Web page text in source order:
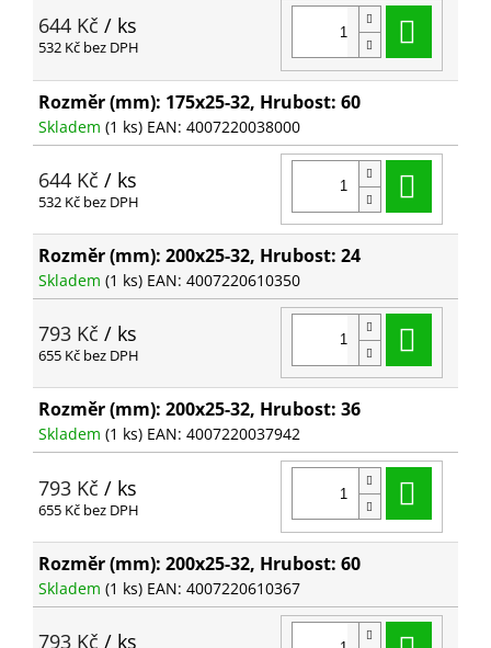
644 Kč / ks
532 Kč bez DPH
Rozměr (mm): 175x25-32, Hrubost: 60
Skladem (1 ks) EAN: 4007220038000
644 Kč / ks
532 Kč bez DPH
Rozměr (mm): 200x25-32, Hrubost: 24
Skladem (1 ks) EAN: 4007220610350
793 Kč / ks
655 Kč bez DPH
Rozměr (mm): 200x25-32, Hrubost: 36
Skladem (1 ks) EAN: 4007220037942
793 Kč / ks
655 Kč bez DPH
Rozměr (mm): 200x25-32, Hrubost: 60
Skladem (1 ks) EAN: 4007220610367
793 Kč / ks